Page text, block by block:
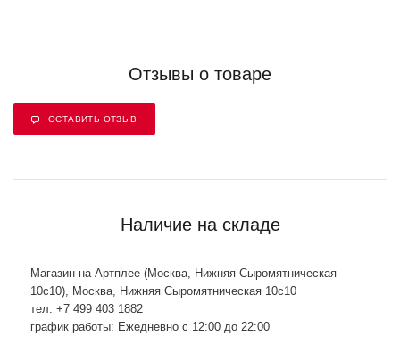
Отзывы о товаре
ОСТАВИТЬ ОТЗЫВ
Наличие на складе
Магазин на Артплее (Москва, Нижняя Сыромятническая
10с10), Москва, Нижняя Сыромятническая 10с10
тел: +7 499 403 1882
график работы: Ежедневно с 12:00 до 22:00